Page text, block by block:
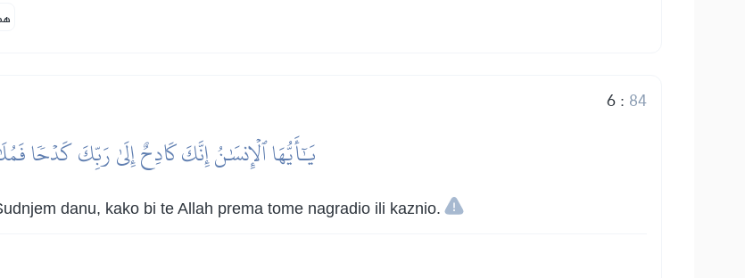
6: 84
يَٰٓأَيُّهَا ٱلۡإِنسَٰنُ إِنَّكَ كَادِحٌ إِلَىٰ رَبِّكَ كَدۡحٗا
danu, kako bi te Allah prema tome nagradio ili kaznio.